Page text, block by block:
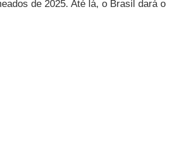
de 2025. Até lá, o Brasil dará o